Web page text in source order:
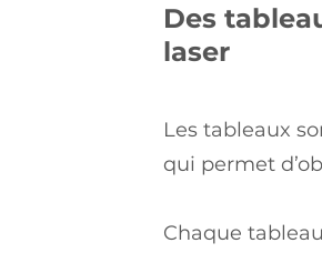
Des
laser
Les tableaux
qui permet
Chaque